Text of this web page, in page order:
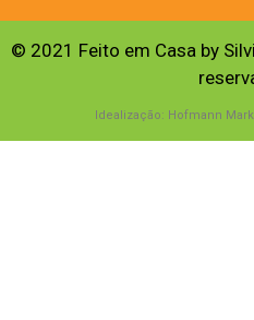
© 2021 Feito em Casa by
Idealização: Hofmann